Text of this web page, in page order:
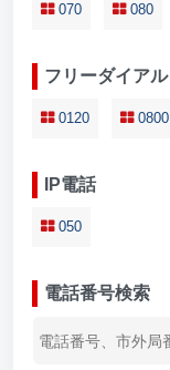
070 080
フリーダイアル
0120 0800
IP電話
050
電話番号検索